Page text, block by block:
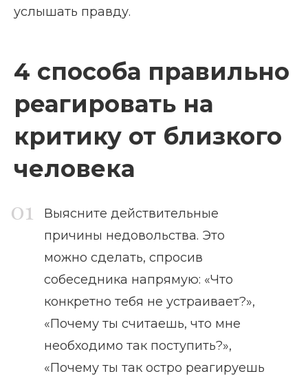
услышать правду.
4 способа правильно
реагировать на
критику от близкого
человека
Выясните действительные
причины недовольства. Это
можно сделать, спросив
собеседника напрямую: «Что
конкретно тебя не устраивает?»,
«Почему ты считаешь, что мне
необходимо так поступить?»,
«Почему ты так остро реагируешь